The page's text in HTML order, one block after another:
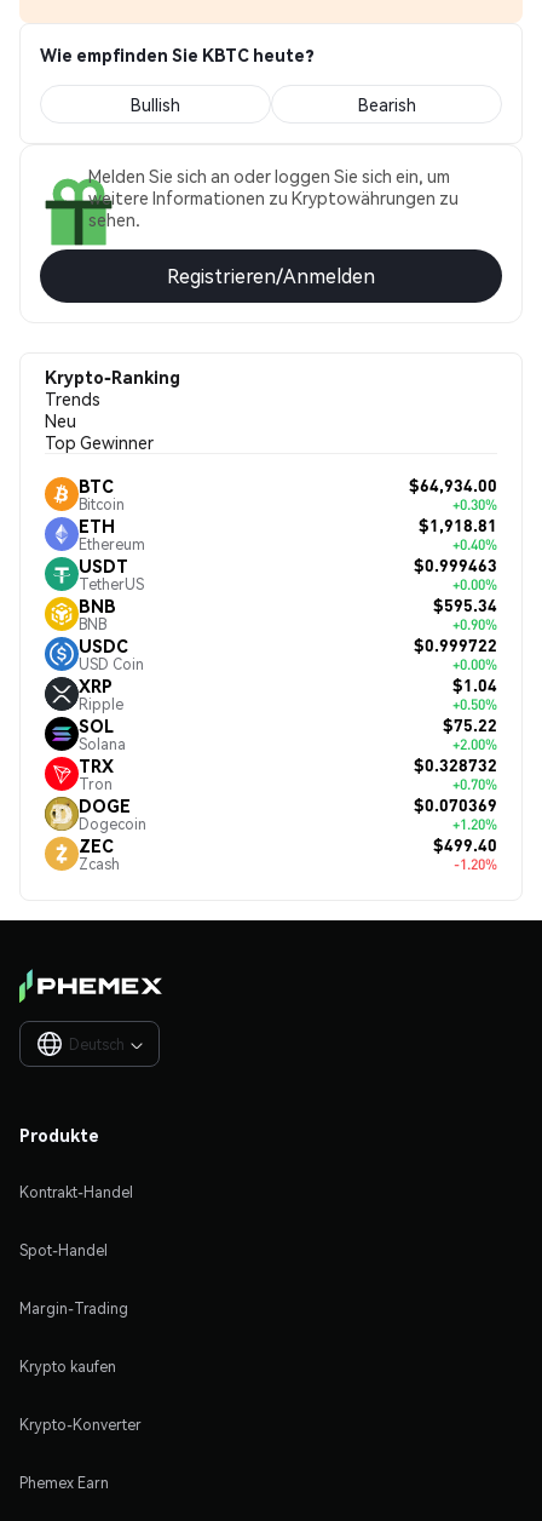
Wie empfinden Sie KBTC heute?
Bullish Bearish
Melden Sie sich an oder loggen Sie sich ein, um
weitere Informationen zu Kryptowährungen zu
sehen.
Registrieren/Anmelden
Krypto-Ranking
Trends
Neu
Top Gewinner
BTC
Bitcoin
$64,934.00
+0.30%
ETH
Ethereum
$1,918.81
+0.40%
USDT
TetherUS
$0.999463
+0.00%
BNB
BNB
$595.34
+0.90%
USDC
USD Coin
$0.999722
+0.00%
XRP
Ripple
$1.04
+0.50%
SOL
Solana
$75.22
+2.00%
TRX
Tron
$0.328732
+0.70%
DOGE
Dogecoin
$0.070369
+1.20%
ZEC
Zcash
$499.40
-1.20%
Deutsch 
Produkte
Kontrakt-Handel
Spot-Handel
Margin-Trading
Krypto kaufen
Krypto-Konverter
Phemex Earn